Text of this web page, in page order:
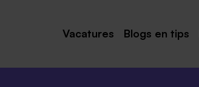
Vacatures
Maastricht
Blogs en tips